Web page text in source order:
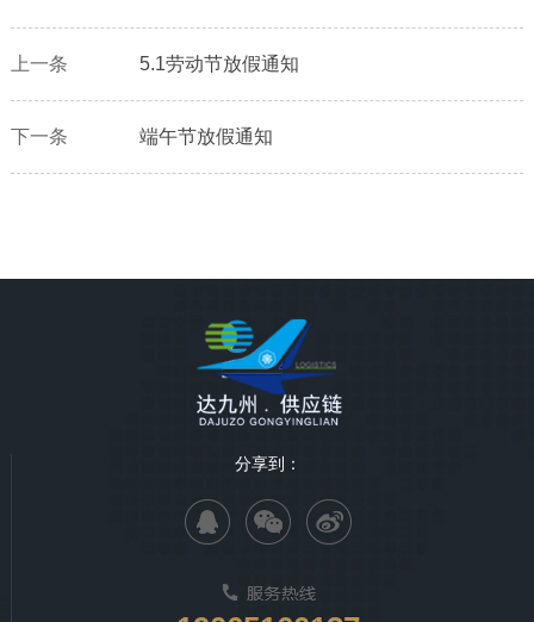
上一条 5.1劳动节放假通知
下一条 端午节放假通知
分享到：